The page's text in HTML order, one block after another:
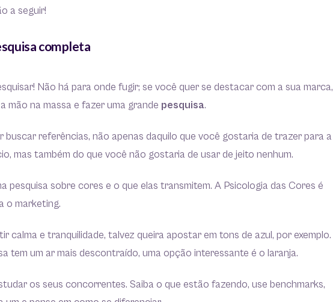
a seguir!
completa
Não há para onde fugir; se você quer se destacar com a sua marca,
mão na massa e fazer uma grande pesquisa.
buscar referências, não apenas daquilo que você gostaria de trazer para a
mas também do que você não gostaria de usar de jeito nenhum.
pesquisa sobre cores e o que elas transmitem. A Psicologia das Cores é
o marketing.
calma e tranquilidade, talvez queira apostar em tons de azul, por exemplo.
tem um ar mais descontraído, uma opção interessante é o laranja.
os seus concorrentes. Saiba o que estão fazendo, use benchmarks,